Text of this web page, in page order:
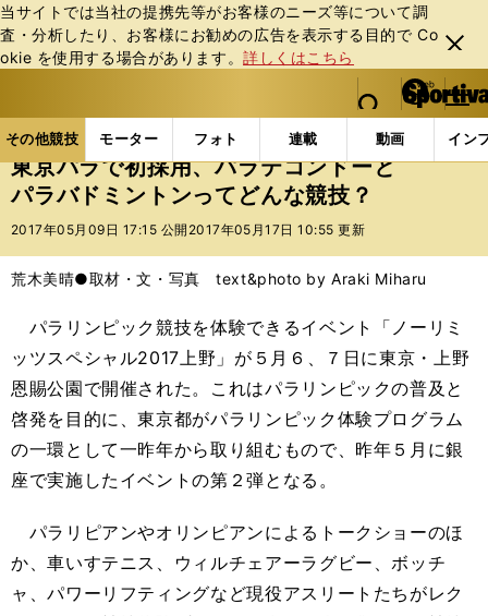
当サイトでは当社の提携先等がお客様のニーズ等について調
査・分析したり、お客様にお勧めの広告を表⽰する⽬的で Co
okie を使⽤する場合があります。詳しくはこちら
閉じ
る
web Sportiva (webスポルティーバ)
検索
マイペ
ー
ジ
メニュ
その他競技 モーター フォト 連載 動画 イン
ス
ポ
ル
バ
その他競技の記事一覧 その他競技 その他 東京
東京パラで初採用、パラテコンドーと
パラバドミントンってどんな競技？
2017年05月09日 17:15 公開 2017年05月17日 10:55 更新
荒木美晴●取材・文・写真 text&photo by Araki Miharu
パラリンピック競技を体験できるイベント「ノーリミ
ッツスペシャル2017上野」が５月６、７日に東京・上野
恩賜公園で開催された。これはパラリンピックの普及と
啓発を目的に、東京都がパラリンピック体験プログラム
の一環として一昨年から取り組むもので、昨年５月に銀
座で実施したイベントの第２弾となる。
パラリピアンやオリンピアンによるトークショーのほ
か、車いすテニス、ウィルチェアーラグビー、ボッチ
ャ、パワーリフティングなど現役アスリートたちがレク